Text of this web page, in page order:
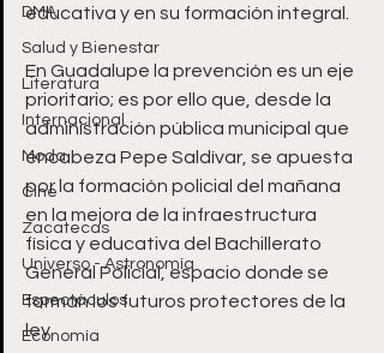
DMA
Salud y Bienestar
Literatura
Internacional
Moda
Cine
Zacatecas
Universo - Astronomía
Espectáculos
Economía
educativa y en su formación integral.
En Guadalupe la prevención es un eje
prioritario; es por ello que, desde la
administración pública municipal que
encabeza Pepe Saldívar, se apuesta
por la formación policial del mañana
en la mejora de la infraestructura
física y educativa del Bachillerato
General Policial, espacio donde se
forman los futuros protectores de la
ley.